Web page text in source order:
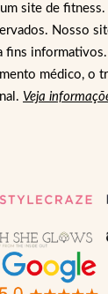
site de fitness.
Nosso
fins
médico, o
Veja